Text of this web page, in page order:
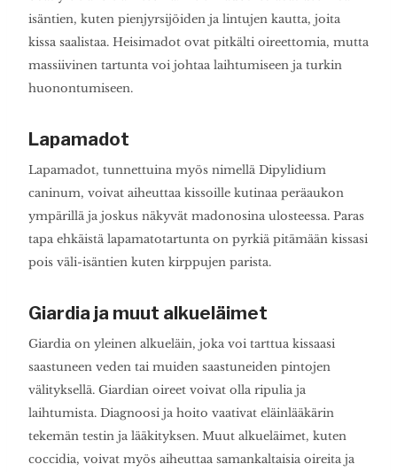
isäntien, kuten pienjyrsijöiden ja lintujen kautta, joita
kissa saalistaa. Heisimadot ovat pitkälti oireettomia, mutta
massiivinen tartunta voi johtaa laihtumiseen ja turkin
huonontumiseen.
Lapamadot
Lapamadot, tunnettuina myös nimellä Dipylidium
caninum, voivat aiheuttaa kissoille kutinaa peräaukon
ympärillä ja joskus näkyvät madonosina ulosteessa. Paras
tapa ehkäistä lapamatotartunta on pyrkiä pitämään kissasi
pois väli-isäntien kuten kirppujen parista.
Giardia ja muut alkueläimet
Giardia on yleinen alkueläin, joka voi tarttua kissaasi
saastuneen veden tai muiden saastuneiden pintojen
välityksellä. Giardian oireet voivat olla ripulia ja
laihtumista. Diagnoosi ja hoito vaativat eläinlääkärin
tekemän testin ja lääkityksen. Muut alkueläimet, kuten
coccidia, voivat myös aiheuttaa samankaltaisia oireita ja